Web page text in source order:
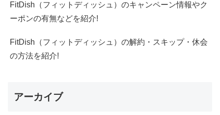
FitDish（フィットディッシュ）のキャンペーン情報やク
ーポンの有無などを紹介!
FitDish（フィットディッシュ）の解約・スキップ・休会
の方法を紹介!
アーカイブ